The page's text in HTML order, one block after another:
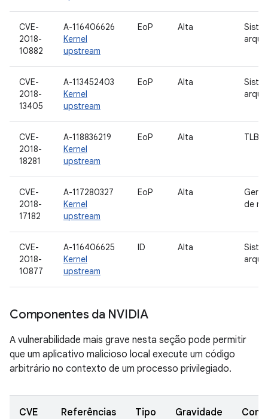
CVE-
2018-
10882
A-116406626
Kernel
upstream
EoP Alta
CVE-
2018-
13405
A-113452403
Kernel
upstream
EoP Alta
CVE-
2018-
18281
A-118836219
Kernel
upstream
EoP Alta TLB
CVE-
2018-
17182
A-117280327
Kernel
upstream
EoP Alta
de
CVE-
2018-
10877
A-116406625
Kernel
upstream
ID Alta
Componentes da NVIDIA
A vulnerabilidade mais grave nesta seção pode permitir
que um aplicativo malicioso local execute um código
arbitrário no contexto de um processo privilegiado.
CVE Referências Tipo Gravidade